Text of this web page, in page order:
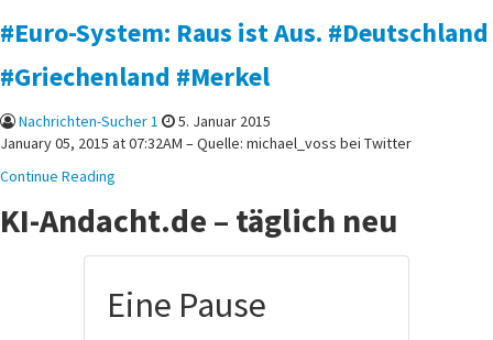
#Euro-System: Raus ist Aus. #Deutschland
#Griechenland #Merkel
Nachrichten-Sucher 1
5. Januar 2015
January 05, 2015 at 07:32AM – Quelle: michael_voss bei Twitter
Continue Reading
KI-Andacht.de – täglich neu